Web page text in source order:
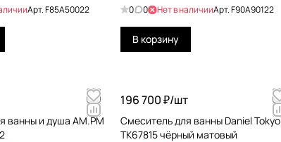
Арт.F85A50022 0 0 Нет в наличииАрт.F90A90122
В корзину
ванны и душа AM.PM
196 700 ₽/шт
Смеситель для ванны Daniel Tokyo
TK67815 чёрный матовый